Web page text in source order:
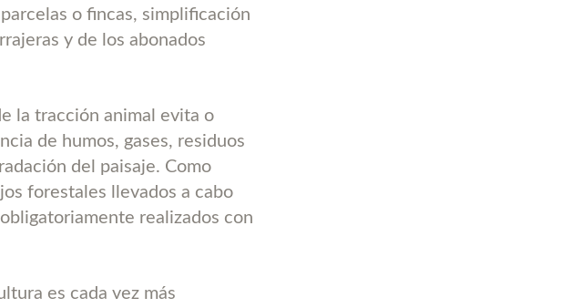
o fincas, simplificación
y de los abonados
la tracción animal evita o
de humos, gases, residuos
del paisaje. Como
forestales llevados a cabo
realizados con
es cada vez más